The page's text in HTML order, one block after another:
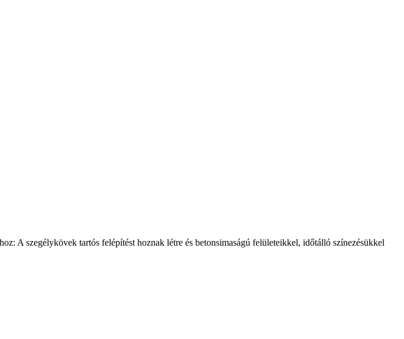
A szegélykövek tartós felépítést hoznak létre és betonsimaságú felületeikkel, időtálló színezésükkel